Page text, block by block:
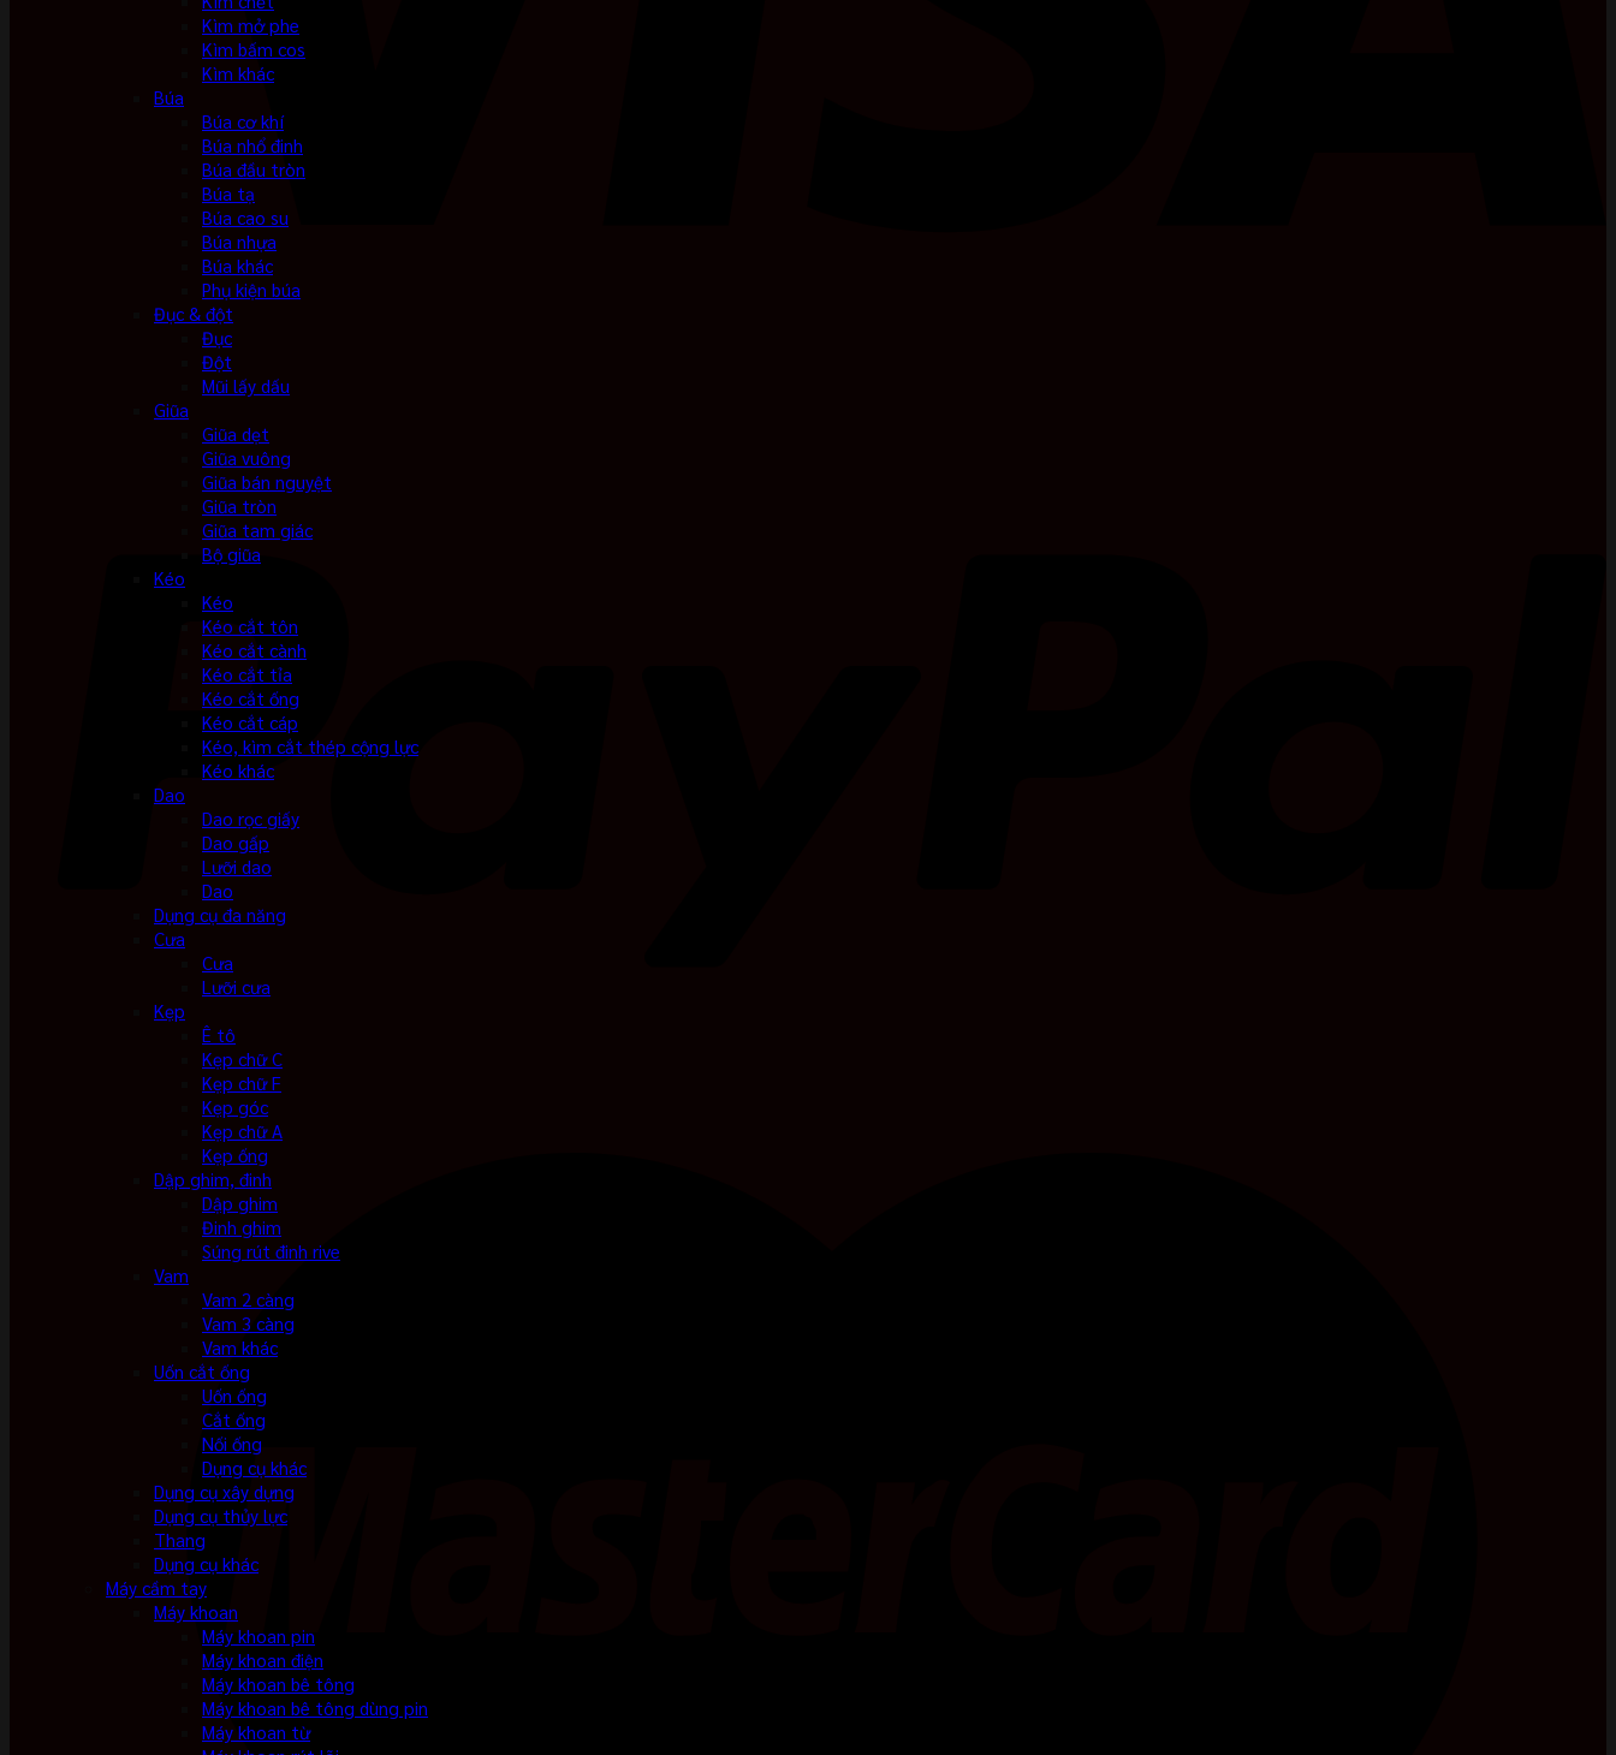
Kìm mở phe
Kìm bấm cos
Kìm khác
Búa
Búa cơ khí
Búa nhổ đinh
Búa đầu tròn
Búa tạ
Búa cao su
Búa nhựa
Búa khác
Phụ kiện búa
Đục & đột
Đục
Đột
Mũi lấy dấu
Giũa
Giũa dẹt
Giũa vuông
Giũa bán nguyệt
Giũa tròn
Giũa tam giác
Bộ giũa
Kéo
Kéo
Kéo cắt tôn
Kéo cắt cành
Kéo cắt tỉa
Kéo cắt ống
Kéo cắt cáp
Kéo, kìm cắt thép cộng lực
Kéo khác
Dao
Dao rọc giấy
Dao gấp
Lưỡi dao
Dao
Dụng cụ đa năng
Cưa
Cưa
Lưỡi cưa
Kẹp
Ê tô
Kẹp chữ C
Kẹp chữ F
Kẹp góc
Kẹp chữ A
Kẹp ống
Dập ghim, đinh
Dập ghim
Đinh ghim
Súng rút đinh rive
Vam
Vam 2 càng
Vam 3 càng
Vam khác
Uốn cắt ống
Uốn ống
Cắt ống
Nối ống
Dụng cụ khác
Dụng cụ xây dựng
Dụng cụ thủy lực
Thang
Dụng cụ khác
Máy cầm tay
Máy khoan
Máy khoan pin
Máy khoan điện
Máy khoan bê tông
Máy khoan bê tông dùng pin
Máy khoan từ